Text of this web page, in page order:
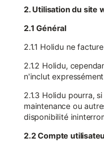
2. Utilisation du site
2.1 Général
2.1.1 Holidu ne
2.1.2 Holidu,
n'inclut
2.1.3 Holidu pourra,
maintenance ou
disponibilité
2.2 Compte